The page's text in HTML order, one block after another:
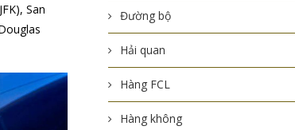
San
Đường bộ
Hải quan
Hàng FCL
Hàng không